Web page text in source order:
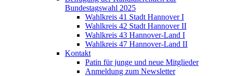
Bundestagswahl 2025
Wahlkreis 41 Stadt Hannover I
Wahlkreis 42 Stadt Hannover II
Wahlkreis 43 Hannover-Land I
Wahlkreis 47 Hannover-Land II
Kontakt
Patin für junge und neue Mitglieder
Anmeldung zum Newsletter